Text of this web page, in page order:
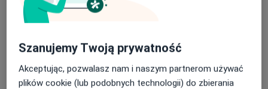
Laryngolog Dziecięcy Gdańsk
Laryngolog Dziecięcy Gliwice
Laryngolog Dziecięcy Głowno
Szanujemy Twoją prywatność
Akceptując, pozwalasz nam i naszym partnerom używać
plików cookie (lub podobnych technologii) do zbierania